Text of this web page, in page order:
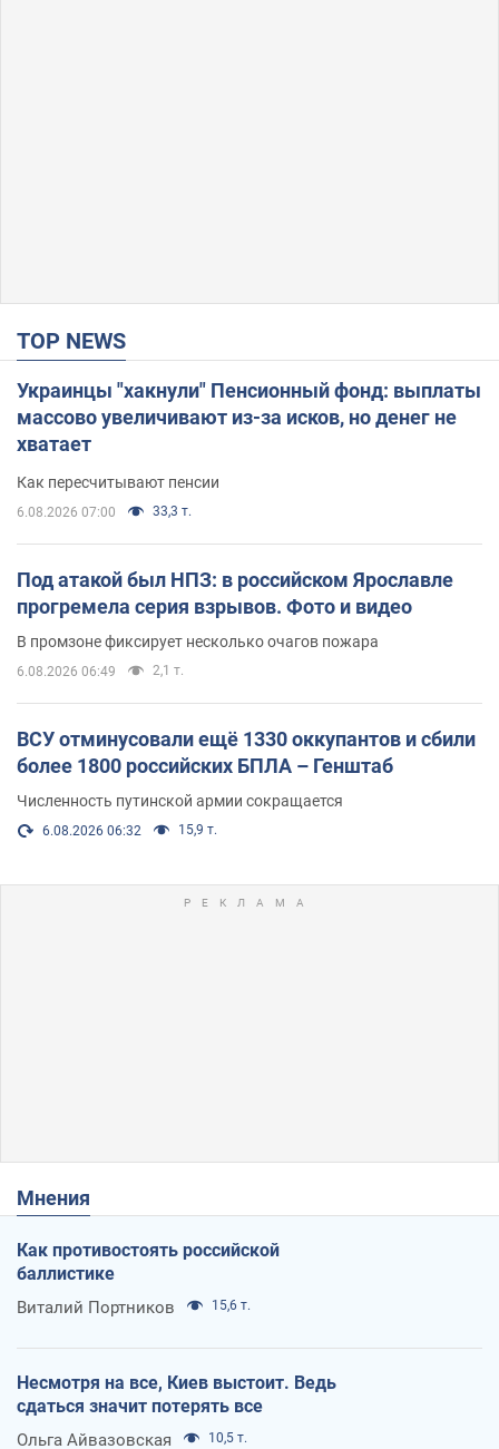
TOP NEWS
Украинцы "хакнули" Пенсионный фонд: выплаты
массово увеличивают из-за исков, но денег не
хватает
Как пересчитывают пенсии
6.08.2026 07:00 33,3 т.
Под атакой был НПЗ: в российском Ярославле
прогремела серия взрывов. Фото и видео
В промзоне фиксирует несколько очагов пожара
6.08.2026 06:49 2,1 т.
ВСУ отминусовали ещё 1330 оккупантов и сбили
более 1800 российских БПЛА – Генштаб
Численность путинской армии сокращается
6.08.2026 06:32 15,9 т.
Мнения
Как противостоять российской
баллистике
Виталий Портников 15,6 т.
Несмотря на все, Киев выстоит. Ведь
сдаться значит потерять все
Ольга Айвазовская 10,5 т.